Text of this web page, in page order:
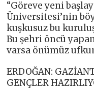
“Göreve yeni
Üniversitesi’nin
kuşkusuz bu
Bu şehri öncü
varsa önümüz
ERDOĞAN:
GENÇLER